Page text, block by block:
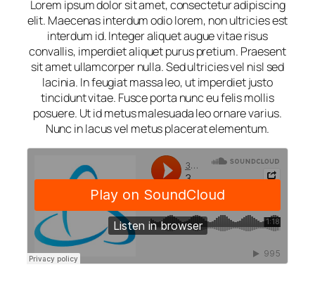
Lorem ipsum dolor sit amet, consectetur adipiscing
elit. Maecenas interdum odio lorem, non ultricies est
interdum id. Integer aliquet augue vitae risus
convallis, imperdiet aliquet purus pretium. Praesent
sit amet ullamcorper nulla. Sed ultricies vel nisl sed
lacinia. In feugiat massa leo, ut imperdiet justo
tincidunt vitae. Fusce porta nunc eu felis mollis
posuere. Ut id metus malesuada leo ornare varius.
Nunc in lacus vel metus placerat elementum.